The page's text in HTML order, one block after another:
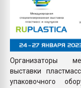
Организаторы
выставки
упаковочного